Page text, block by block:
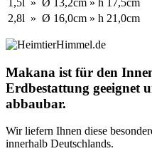
2,8l » Ø 16,0cm » h 21,0cm
Makana ist für den
Erdbestattung geeignet
abbaubar.
Wir liefern Ihnen diese
innerhalb Deutschlands.